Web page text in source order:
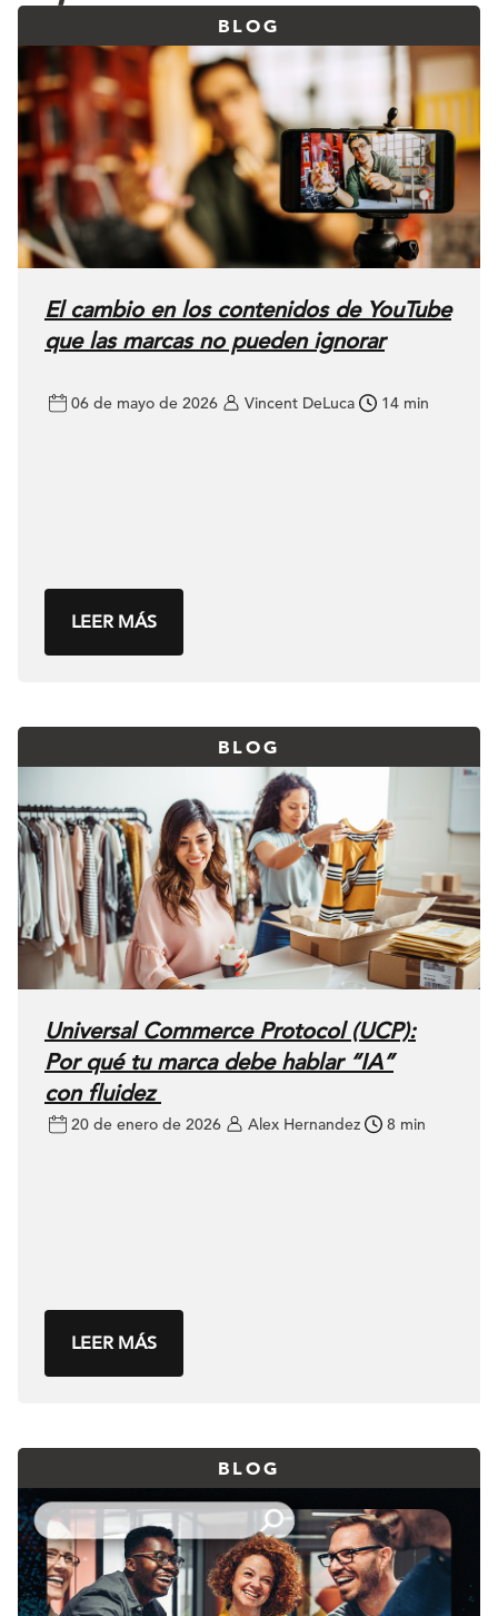
BLOG
El cambio en los contenidos de YouTube
que las marcas no pueden ignorar
06 de mayo de 2026 Vincent DeLuca 14 min
LEER MÁS
BLOG
Universal Commerce Protocol (UCP):
Por qué tu marca debe hablar “IA”
con fluidez
20 de enero de 2026 Alex Hernandez 8 min
LEER MÁS
BLOG